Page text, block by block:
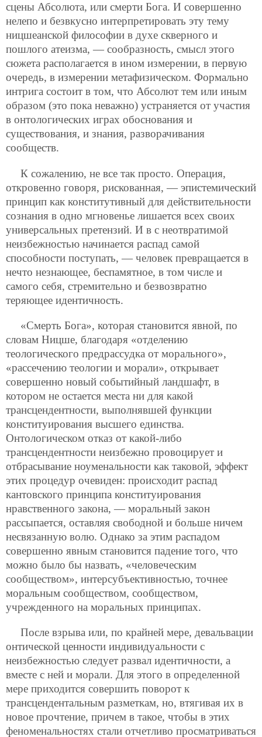
сцены Абсолюта, или смерти Бога. И совершенно
нелепо и безвкусно интерпретировать эту тему
ницшеанской философии в духе скверного и
пошлого атеизма, — сообразность, смысл этого
сюжета располагается в ином измерении, в первую
очередь, в измерении метафизическом. Формально
интрига состоит в том, что Абсолют тем или иным
образом (это пока неважно) устраняется от участия
в онтологических играх обоснования и
существования, и знания, разворачивания
сообществ.
К сожалению, не все так просто. Операция,
откровенно говоря, рискованная, — эпистемический
принцип как конститутивный для действительности
сознания в одно мгновенье лишается всех своих
универсальных претензий. И в с неотвратимой
неизбежностью начинается распад самой
способности поступать, — человек превращается в
нечто незнающее, беспамятное, в том числе и
самого себя, стремительно и безвозвратно
теряющее идентичность.
«Смерть Бога», которая становится явной, по
словам Ницше, благодаря «отделению
теологического предрассудка от морального»,
«рассечению теологии и морали», открывает
совершенно новый событийный ландшафт, в
котором не остается места ни для какой
трансцендентности, выполнявшей функции
конституирования высшего единства.
Онтологическом отказ от какой-либо
трансцендентности неизбежно провоцирует и
отбрасывание ноуменальности как таковой, эффект
этих процедур очевиден: происходит распад
кантовского принципа конституирования
нравственного закона, — моральный закон
рассыпается, оставляя свободной и больше ничем
несвязанную волю. Однако за этим распадом
совершенно явным становится падение того, что
можно было бы назвать, «человеческим
сообществом», интерсубъективностью, точнее
моральным сообществом, сообществом,
учрежденного на моральных принципах.
После взрыва или, по крайней мере, девальвации
онтической ценности индивидуальности с
неизбежностью следует развал идентичности, а
вместе с ней и морали. Для этого в определенной
мере приходится совершить поворот к
трансцендентальным разметкам, но, втягивая их в
новое прочтение, причем в такое, чтобы в этих
феноменальностях стали отчетливо просматриваться